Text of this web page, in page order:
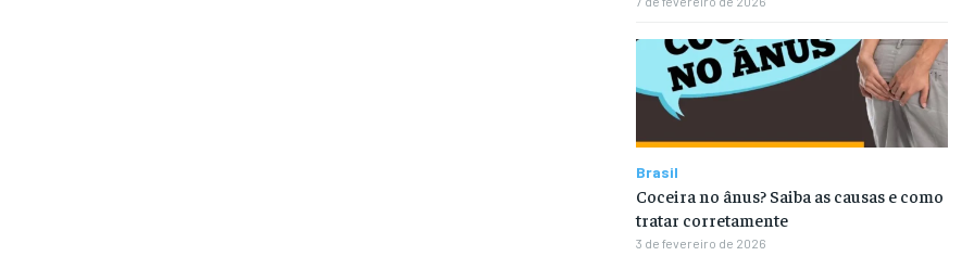
Brasil
Coceira no ânus? Saiba as causas e como
tratar corretamente
3 de fevereiro de 2026